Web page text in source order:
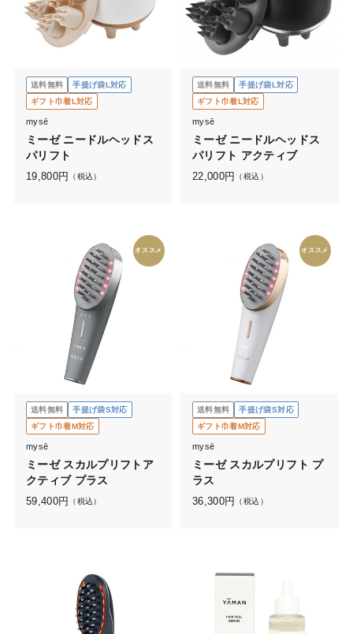
送料無料
手提げ袋L対応
ギフト巾着L対応
mysē
ミーゼ ニードルヘッドス
パリフト
19,800円 （税込）
送料無料
手提げ袋L対応
ギフト巾着L対応
mysē
ミーゼ ニードルヘッドス
パリフト アクティブ
22,000円 （税込）
オススメ
送料無料
手提げ袋S対応
ギフト巾着M対応
mysē
ミーゼ スカルプリフトア
クティブ プラス
59,400円 （税込）
オススメ
送料無料
手提げ袋S対応
ギフト巾着M対応
mysē
ミーゼ スカルプリフト プ
ラス
36,300円 （税込）